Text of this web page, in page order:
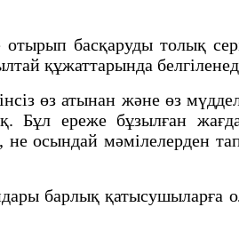
басқаруды толық
құжаттарында
өз атынан және өз
Бұл ереже бұзылған
осындай мәмiлелерден
барлық қатысушыларға